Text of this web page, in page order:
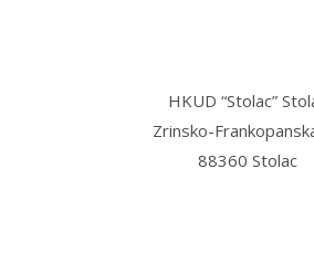
HKUD “Stolac”
Zrinsko-
88360 Stolac